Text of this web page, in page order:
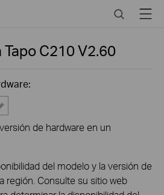
SearchMenu
Tapo C210V2.60
de hardware en un
del modelo y la versión de
región. Consulte su sitio web